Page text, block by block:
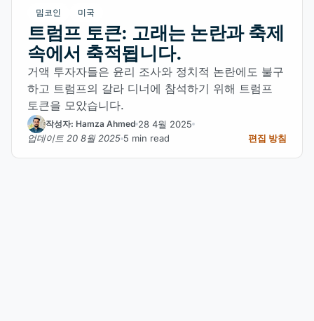
밈코인 미국
트럼프 토큰: 고래는 논란과 축제
속에서 축적됩니다.
거액 투자자들은 윤리 조사와 정치적 논란에도 불구
하고 트럼프의 갈라 디너에 참석하기 위해 트럼프
토큰을 모았습니다.
작성자: Hamza Ahmed 28 4월 2025
업데이트 20 8월 2025 5 min read 편집 방침